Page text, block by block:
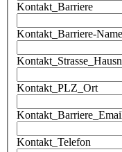
Kontakt_Barriere
Kontakt_Barriere-Name
Kontakt_PLZ_Ort
Kontakt_Telefon